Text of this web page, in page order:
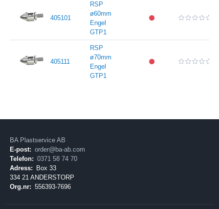
405101
RSP
ø60mm
Engel
GTP1
405111
RSP
ø70mm
Engel
GTP1
BA Plastservice AB
E-post: order@ba-ab.com
Telefon: 0371 58 74 70
Adress: Box 33
334 21 ANDERSTORP
Org.nr: 556393-7696